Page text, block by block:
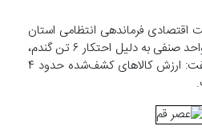
فرماندهی انتظامی استان
قم از شناسایی و پلمب یک واحد صنفی به دلیل احتکار ۶ تن گندم،
ارزن و قره‌ماش خبر داد و گفت: ارزش کالا‌های کشف‌شده حدود ۴